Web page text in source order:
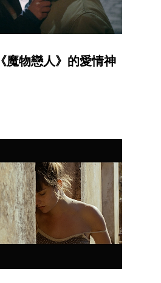
魔物戀人》的愛情神